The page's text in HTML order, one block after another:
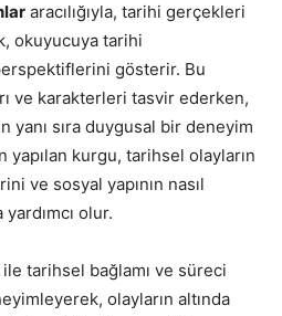
aracılığıyla, tarihi gerçekleri
okuyucuya tarihi
gösterir. Bu
ve karakterleri tasvir ederken,
yanı sıra duygusal bir deneyim
kurgu, tarihsel olayların
ve sosyal yapının nasıl
olur.
ile tarihsel bağlamı ve süreci
olayların altında